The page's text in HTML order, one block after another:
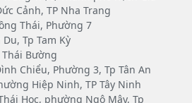
Cảnh, TP Nha Trang
Thái, Phường 7
Tp Tam Kỳ
Thái Bường
Chiểu, Phường 3, Tp Tân An
Hiệp Ninh, TP Tây Ninh
Học, phường Ngô Mây, Tp